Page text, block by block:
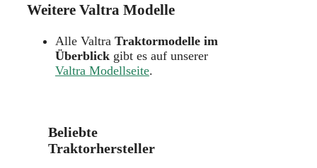
Weitere Valtra Modelle
Alle Valtra Traktormodelle im
Überblick gibt es auf unserer
Valtra Modellseite.
Beliebte
Traktorhersteller